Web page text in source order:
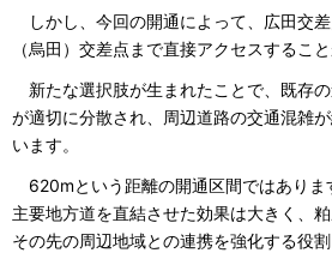
しかし、今回の開通によって、広田交
（烏田）交差点まで直接アクセスすること
新たな選択肢が生まれたことで、既存
が適切に分散され、周辺道路の交通混雑
います。
620mという距離の開通区間ではありま
主要地方道を直結させた効果は大きく、
その先の周辺地域との連携を強化する役